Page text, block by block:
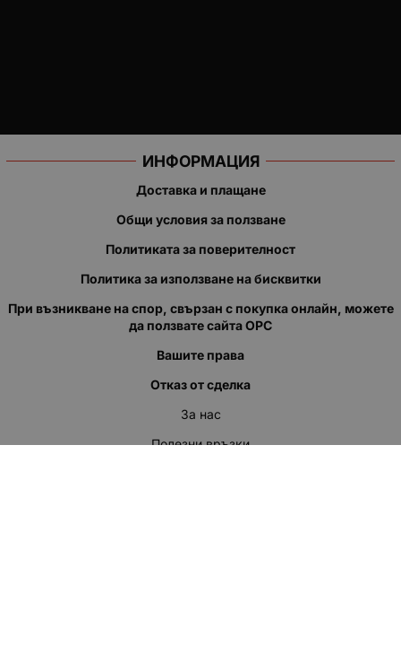
ИНФОРМАЦИЯ
Доставка и плащане
Общи условия за ползване
Политиката за поверителност
Политика за използване на бисквитки
При възникване на спор, свързан с покупка онлайн, можете
да ползвате сайта ОРС
Вашите права
Отказ от сделка
За нас
Полезни връзки